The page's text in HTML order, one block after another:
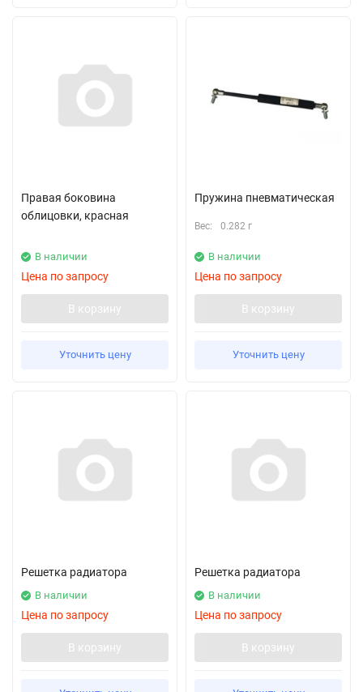
Правая боковина
облицовки, красная
В наличии
Цена по запросу
В корзину
Уточнить цену
Пружина пневматическая
Вес: 0.282 г
В наличии
Цена по запросу
В корзину
Уточнить цену
Решетка радиатора
В наличии
Цена по запросу
В корзину
Решетка радиатора
В наличии
Цена по запросу
В корзину